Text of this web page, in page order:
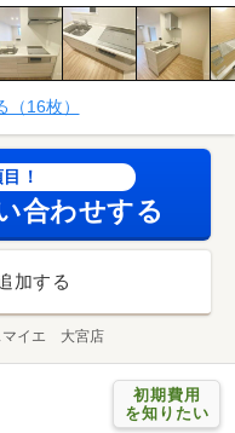
16枚）
！
合わせする
加する
マイエ 大宮店
初期費用
を知りたい